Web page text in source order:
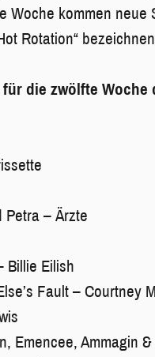
Woche kommen
Rotation“
die zwölfte Woche
Petra – Ärzte
Billie Eilish
Fault – Courtney
Emencee, Ammagin